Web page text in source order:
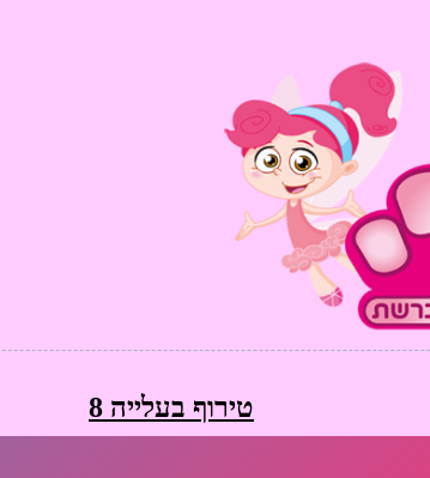
טירוף בעלייה 8